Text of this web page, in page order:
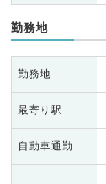
勤務地
勤務地
最寄り駅
自動車通勤